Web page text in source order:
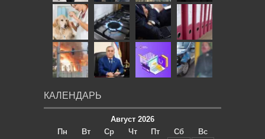
КАЛЕНДАРЬ
Август 2026
Пн
Вт Ср Чт Пт Сб
Вс